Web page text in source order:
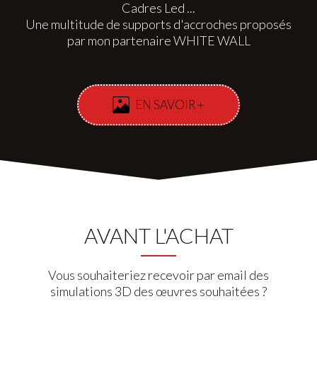
Cadres Led ...
Une multitude de supports d'accroches proposés
par mon partenaire WHITE WALL
EN SAVOIR +
AVANT L'ACHAT
Vous souhaiteriez recevoir par email des
simulations 3D des œuvres souhaitées ?